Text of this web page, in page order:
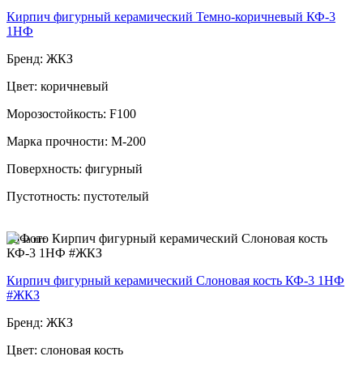
Кирпич фигурный керамический Темно-коричневый КФ-3
1НФ
Бренд: ЖКЗ
Цвет: коричневый
Морозостойкость: F100
Марка прочности: М-200
Поверхность: фигурный
Пустотность: пустотелый
45за шт
Кирпич фигурный керамический Слоновая кость КФ-3 1НФ
#ЖКЗ
Бренд: ЖКЗ
Цвет: слоновая кость